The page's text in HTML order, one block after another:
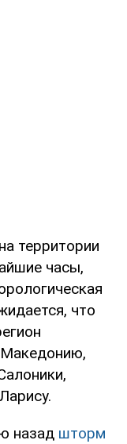
территории
часы,
что
Македонию,
назад шторм